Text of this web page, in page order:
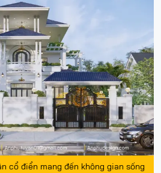
cổ điển mang đến không gian sống